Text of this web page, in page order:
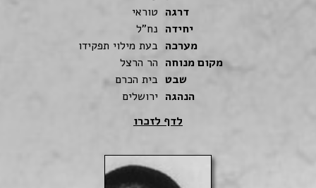
דרגה טוראי
יחידה נח"ל
מערכה בעת מילוי תפקידו
מקום מנוחה הר הרצל
שבט בית הכרם
הנהגה ירושלים
לדף לזכרו